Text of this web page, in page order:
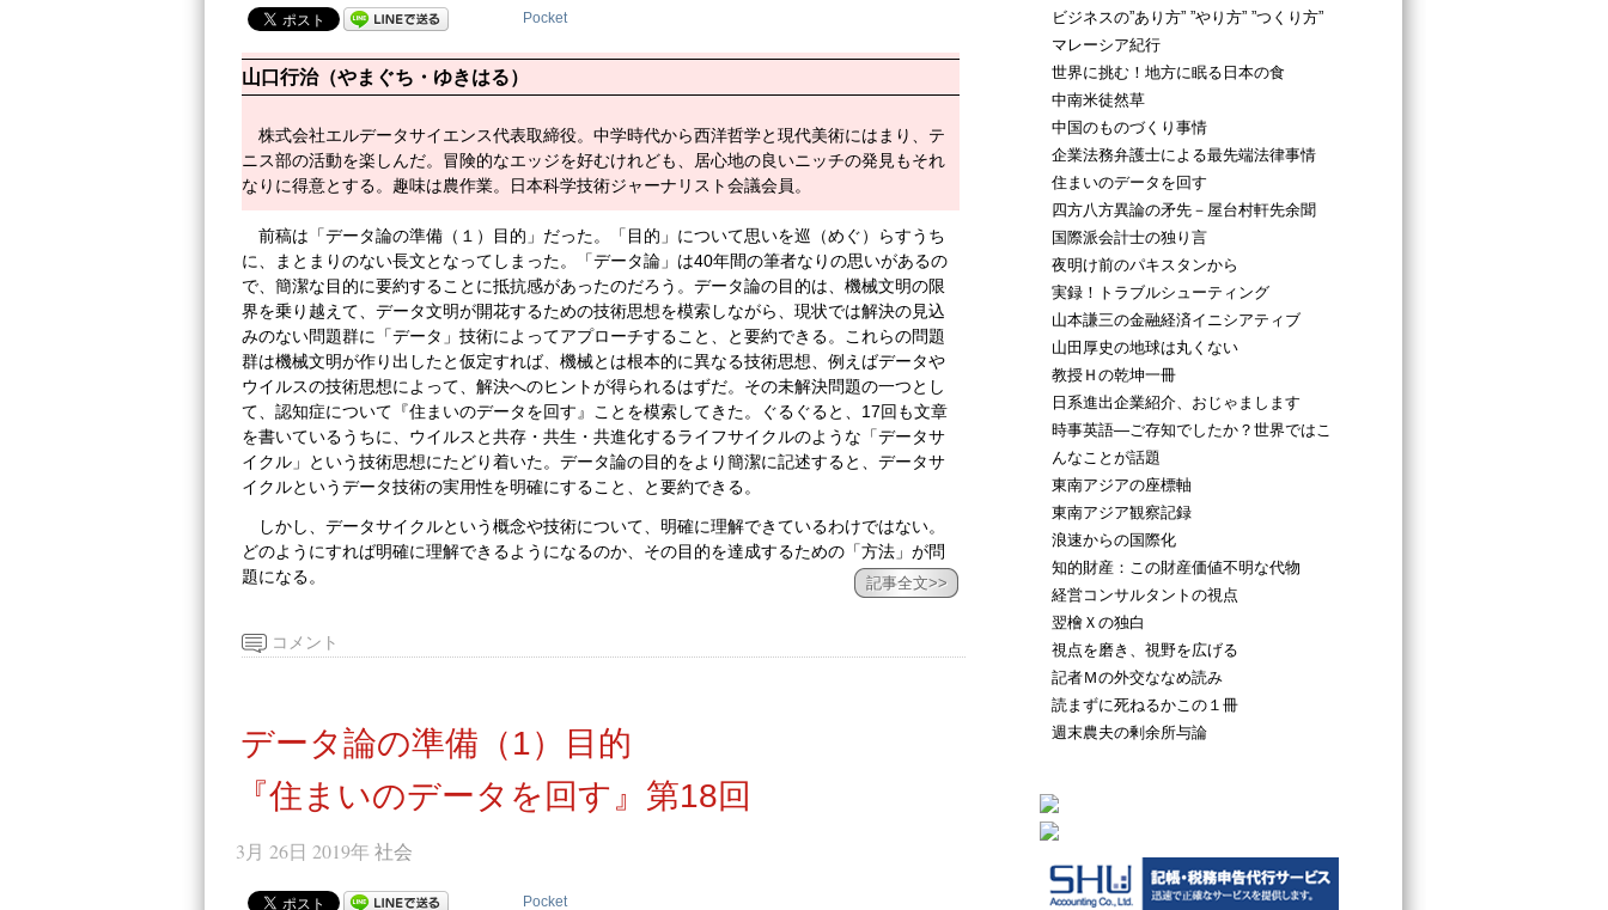
Pocket
山口行治（やまぐち・ゆきはる）
株式会社エルデータサイエンス代表取締役。中学時代から西洋哲学と現代美術にはまり、テ
ニス部の活動を楽しんだ。冒険的なエッジを好むけれども、居心地の良いニッチの発見もそれ
なりに得意とする。趣味は農作業。日本科学技術ジャーナリスト会議会員。
前稿は「データ論の準備（１）目的」だった。「目的」について思いを巡（めぐ）らすうち
に、まとまりのない長文となってしまった。「データ論」は40年間の筆者なりの思いがあるの
で、簡潔な目的に要約することに抵抗感があったのだろう。データ論の目的は、機械文明の限
界を乗り越えて、データ文明が開花するための技術思想を模索しながら、現状では解決の見込
みのない問題群に「データ」技術によってアプローチすること、と要約できる。これらの問題
群は機械文明が作り出したと仮定すれば、機械とは根本的に異なる技術思想、例えばデータや
ウイルスの技術思想によって、解決へのヒントが得られるはずだ。その未解決問題の一つとし
て、認知症について『住まいのデータを回す』ことを模索してきた。ぐるぐると、17回も文章
を書いているうちに、ウイルスと共存・共生・共進化するライフサイクルのような「データサ
イクル」という技術思想にたどり着いた。データ論の目的をより簡潔に記述すると、データサ
イクルというデータ技術の実用性を明確にすること、と要約できる。
しかし、データサイクルという概念や技術について、明確に理解できているわけではない。
どのようにすれば明確に理解できるようになるのか、その目的を達成するための「方法」が問
題になる。
記事全文>>
コメント
データ論の準備（1）目的
『住まいのデータを回す』第18回
3月 26日 2019年 社会
Pocket
ビジネスの”あり方” ”やり方” ”つくり方”
マレーシア紀行
世界に挑む！地方に眠る日本の食
中南米徒然草
中国のものづくり事情
企業法務弁護士による最先端法律事情
住まいのデータを回す
四方八方異論の矛先－屋台村軒先余聞
国際派会計士の独り言
夜明け前のパキスタンから
実録！トラブルシューティング
山本謙三の金融経済イニシアティブ
山田厚史の地球は丸くない
教授Ｈの乾坤一冊
日系進出企業紹介、おじゃまします
時事英語―ご存知でしたか？世界ではこ
んなことが話題
東南アジアの座標軸
東南アジア観察記録
浪速からの国際化
知的財産：この財産価値不明な代物
経営コンサルタントの視点
翌檜Ｘの独白
視点を磨き、視野を広げる
記者Ｍの外交ななめ読み
読まずに死ねるかこの１冊
週末農夫の剰余所与論